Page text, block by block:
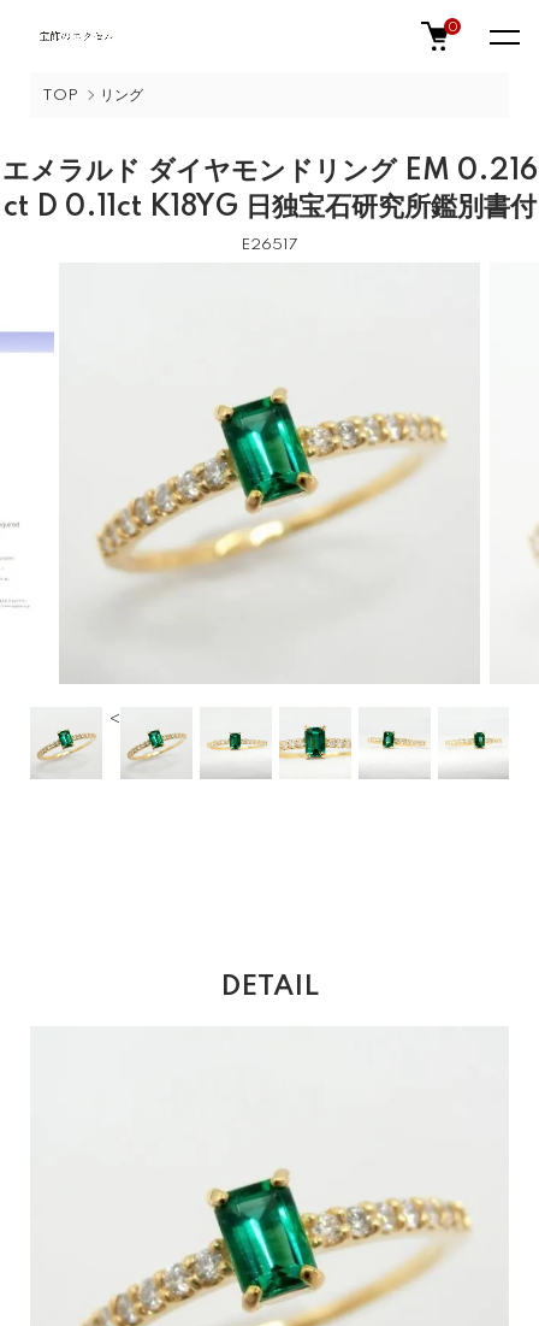
0
TOP リング
エメラルド ダイヤモンドリング EM 0.216
ct D 0.11ct K18YG 日独宝石研究所鑑別書付
E26517
<
DETAIL